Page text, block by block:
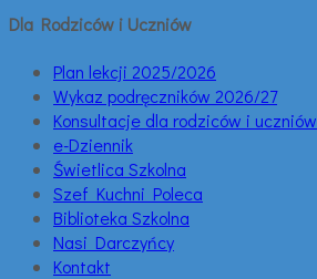
Dla Rodziców i Uczniów
Plan lekcji 2025/2026
Wykaz podręczników 2026/27
Konsultacje dla rodziców i uczniów
e-Dziennik
Świetlica Szkolna
Szef Kuchni Poleca
Biblioteka Szkolna
Nasi Darczyńcy
Kontakt